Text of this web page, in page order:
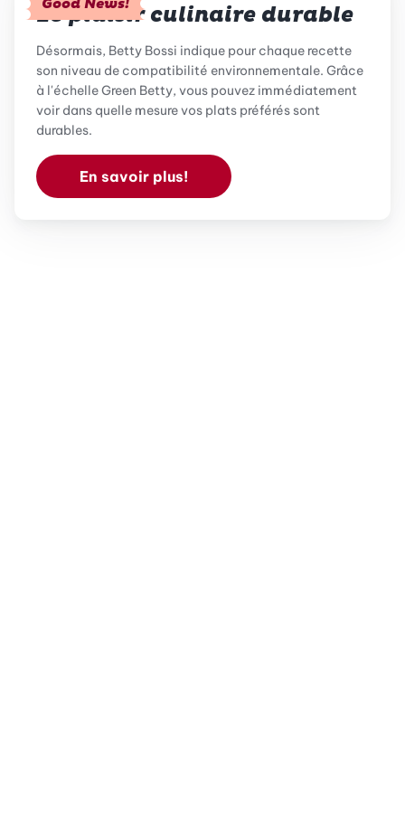
Le plaisir culinaire durable
Désormais, Betty Bossi indique pour chaque recette
son niveau de compatibilité environnementale. Grâce
à l'échelle Green Betty, vous pouvez immédiatement
voir dans quelle mesure vos plats préférés sont
durables.
En savoir plus!